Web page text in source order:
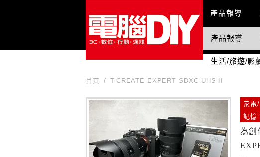
Main Menu
產品報導
國際科技情報
產品報導
生活/旅遊/影
首頁 T-CREATE EXPERT SDXC UHS-II
T-CREATE EXPERT SDXC UHS-II 家電
記憶
為創